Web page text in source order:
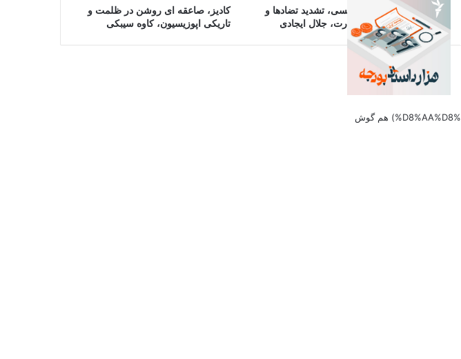
ترور ابراهیم رئیسی، تشدید تضادها و
فروپاشی در قدرت، جلال ایجادی
کادیز، صاعقه ای روشن در ظلمت و
تاریکی اپوزیسیون، کاوه سیبکی
%D8%AA%D8%A7%D9%86-%D8%A8%D9%88%D8%AF%D8%AC%D9%87-id6179207?country=us&nojump=1) هم گوش